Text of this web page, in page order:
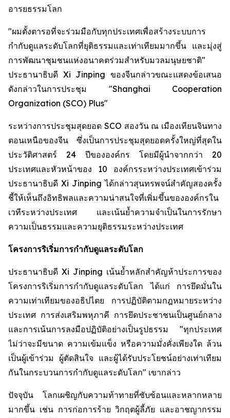
อารยธรรมโลก
"ผมตั้งตารอที่จะร่วมมือกับทุกประเทศเพื่อสร้างระบบการ
กำกับดูแลระดับโลกที่ยุติธรรมและเท่าเทียมมากขึ้น และมุ่งสู่
การพัฒนาชุมชนแห่งอนาคตร่วมสำหรับมวลมนุษยชาติ"
ประธานาธิบดี Xi Jinping ของจีนกล่าวขณะแสดงข้อเสนอ
ดังกล่าวในการประชุม "Shanghai Cooperation
Organization (SCO) Plus"
ระหว่างการประชุมสุดยอด SCO สองวัน ณ เมืองเทียนจินทาง
ตอนเหนือของจีน ซึ่งเป็นการประชุมสุดยอดครั้งใหญ่ที่สุดใน
ประวัติศาสตร์ 24 ปีขององค์กร โดยมีผู้นำจากกว่า 20
ประเทศและหัวหน้าของ 10 องค์กรระหว่างประเทศเข้าร่วม
ประธานาธิบดี Xi Jinping ได้กล่าวสุนทรพจน์สำคัญสองครั้ง
ชี้ให้เห็นถึงอิทธิพลและความน่าสนใจที่เพิ่มขึ้นขององค์กรใน
เวทีระหว่างประเทศ และเน้นย้ำความจำเป็นในการรักษา
ความเป็นธรรมและความยุติธรรมระหว่างประเทศ
โครงการริเริ่มการกำกับดูแลระดับโลก
ประธานาธิบดี Xi Jinping เน้นย้ำหลักสำคัญห้าประการของ
โครงการริเริ่มการกำกับดูแลระดับโลก ได้แก่ การยึดมั่นใน
ความเท่าเทียมของอธิปไตย การปฏิบัติตามกฎหมายระหว่าง
ประเทศ การส่งเสริมพหุภาคี การยึดประชาชนเป็นศูนย์กลาง
และการเน้นการลงมือปฏิบัติอย่างเป็นรูปธรรม "ทุกประเทศ
ไม่ว่าจะมีขนาด ความเข้มแข็ง หรือความมั่งคั่งเพียงใด ล้วน
เป็นผู้เข้าร่วม ผู้ตัดสินใจ และผู้ได้รับประโยชน์อย่างเท่าเทียม
กันในกระบวนการกำกับดูแลระดับโลก" เขากล่าว
ปัจจุบัน โลกเผชิญกับความท้าทายที่ซับซ้อนและหลากหลาย
มากขึ้น เช่น การก่อการร้าย วิกฤตผู้ลี้ภัย และอาชญากรรม